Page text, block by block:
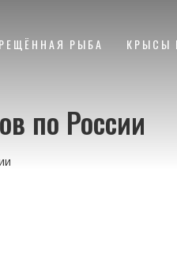
РЫБА КРЫСЫ
по России